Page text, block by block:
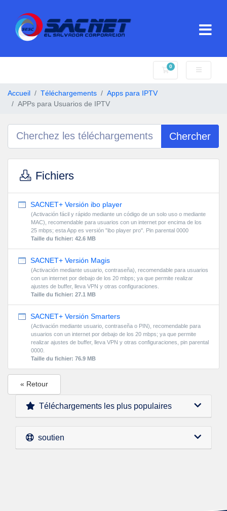
0
Votre panier
Accueil Téléchargements
Apps para IPTV
APPs para Usuarios de IPTV
Chercher
Fichiers
SACNET+ Versión ibo player
(Activación fácil y rápido mediante un código de un solo uso o mediante
MAC), recomendable para usuarios con un internet por encima de los
25 mbps; esta App es versión "ibo player pro". Pin parental 0000
Taille du fichier: 42.6 MB
SACNET+ Versión Magis
(Activación mediante usuario, contraseña), recomendable para usuarios
con un internet por debajo de los 20 mbps; ya que permite realizar
ajustes de buffer, lleva VPN y otras configuraciones.
Taille du fichier: 27.1 MB
SACNET+ Versión Smarters
(Activación mediante usuario, contraseña o PIN), recomendable para
usuarios con un internet por debajo de los 20 mbps; ya que permite
realizar ajustes de buffer, lleva VPN y otras configuraciones, pin parental
0000.
Taille du fichier: 76.9 MB
« Retour
Téléchargements les plus populaires
soutien